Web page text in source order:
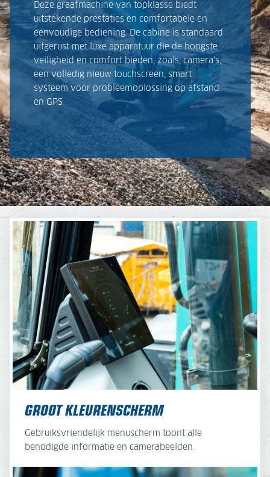
Deze graafmachine van topklasse biedt
uitstekende prestaties en comfortabele en
eenvoudige bediening. De cabine is standaard
uitgerust met luxe apparatuur die de hoogste
veiligheid en comfort bieden, zoals; camera's,
een volledig nieuw touchscreen, smart
systeem voor probleemoplossing op afstand
en GPS.
GROOT KLEURENSCHERM
Gebruiksvriendelijk menuscherm toont alle
benodigde informatie en camerabeelden.